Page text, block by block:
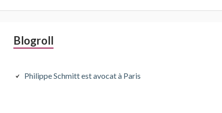
Blogroll
Philippe Schmitt est avocat à Paris